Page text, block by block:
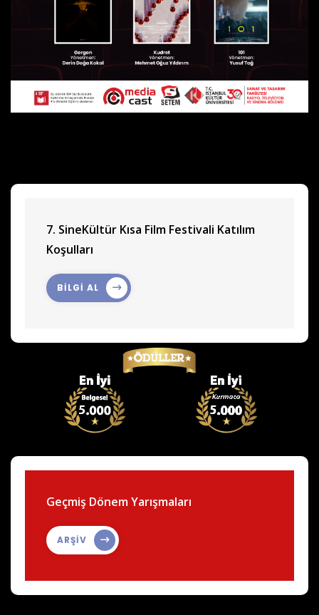
7. SineKültür Kısa Film Festivali Katılım
Koşulları
BİLGİ AL
Geçmiş Dönem Yarışmaları
ARŞİV